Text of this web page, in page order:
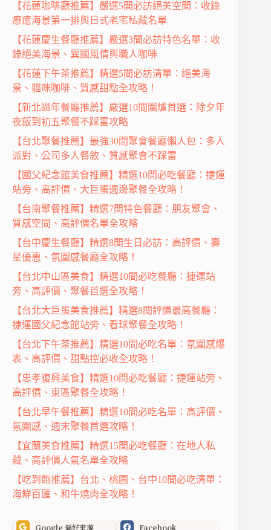
【花蓮咖啡廳推薦】嚴選5間必訪絕美空間：收錄
療癒海景第一排與日式老宅私藏名單
【花蓮慶生餐廳推薦】嚴選3間必訪特色名單：收
錄絕美海景、異國風情與職人咖啡
【花蓮下午茶推薦】精選5間必訪清單：絕美海
景、貓咪咖啡、質感甜點全攻略！
【新北過年餐廳推薦】嚴選10間圍爐首選：除夕年
夜飯到初五聚餐不踩雷攻略
【台北聚餐推薦】最強30間聚會餐廳懶人包：多人
派對、公司多人餐敘、質感聚會不踩雷
【國父紀念館美食推薦】精選10間必吃餐廳：捷運
站旁、高評價、大巨蛋週邊聚餐全攻略！
【台南聚餐推薦】精選7間特色餐廳：朋友聚會、
質感空間、高評價名單全攻略
【台中慶生餐廳】精選8間生日必訪：高評價、壽
星優惠、氛圍感餐廳全攻略！
【台北中山區美食】精選10間必吃餐廳：捷運站
旁、高評價、聚餐首選全攻略！
【台北大巨蛋美食推薦】精選8間評價最高餐廳：
捷運國父紀念館站旁、看球聚餐全攻略！
【台北下午茶推薦】精選10間必吃名單：氛圍感爆
表、高評價、甜點控必收全攻略！
【忠孝復興美食】精選10間必吃餐廳：捷運站旁、
高評價、東區聚餐全攻略！
【台北早午餐推薦】精選10間必吃名單：高評價、
氛圍感、週末聚餐首選攻略！
【宜蘭美食推薦】精選15間必吃餐廳：在地人私
藏、高評價人氣名單全攻略
【吃到飽推薦】台北、桃園、台中10間必吃清單：
海鮮百匯、和牛燒肉全攻略！
Google 偏好來源
Facebook